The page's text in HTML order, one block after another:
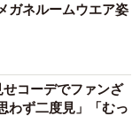
ガネルームウエア姿
コーデでファンざ
ず二度見」「むっ